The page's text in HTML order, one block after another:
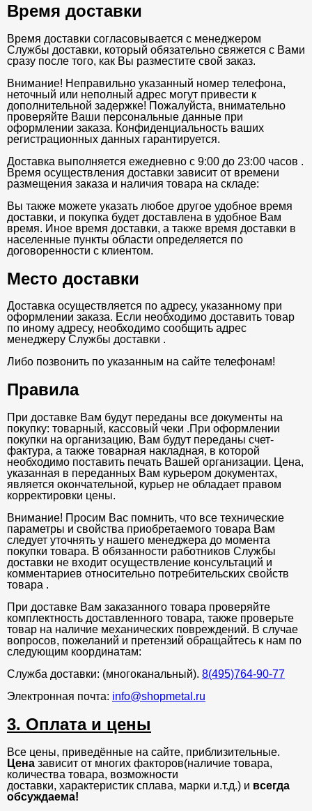
Время доставки
Время доставки согласовывается с менеджером
Службы доставки, который обязательно свяжется с Вами
сразу после того, как Вы разместите свой заказ.
Внимание! Неправильно указанный номер телефона,
неточный или неполный адрес могут привести к
дополнительной задержке! Пожалуйста, внимательно
проверяйте Ваши персональные данные при
оформлении заказа. Конфиденциальность ваших
регистрационных данных гарантируется.
Доставка выполняется ежедневно с 9:00 до 23:00 часов .
Время осуществления доставки зависит от времени
размещения заказа и наличия товара на складе:
Вы также можете указать любое другое удобное время
доставки, и покупка будет доставлена в удобное Вам
время. Иное время доставки, а также время доставки в
населенные пункты области определяется по
договоренности с клиентом.
Место доставки
Доставка осуществляется по адресу, указанному при
оформлении заказа. Если необходимо доставить товар
по иному адресу, необходимо сообщить адрес
менеджеру Службы доставки .
Либо позвонить по указанным на сайте телефонам!
Правила
При доставке Вам будут переданы все документы на
покупку: товарный, кассовый чеки .При оформлении
покупки на организацию, Вам будут переданы счет-
фактура, а также товарная накладная, в которой
необходимо поставить печать Вашей организации. Цена,
указанная в переданных Вам курьером документах,
является окончательной, курьер не обладает правом
корректировки цены.
Внимание! Просим Вас помнить, что все технические
параметры и свойства приобретаемого товара Вам
следует уточнять у нашего менеджера до момента
покупки товара. В обязанности работников Службы
доставки не входит осуществление консультаций и
комментариев относительно потребительских свойств
товара .
При доставке Вам заказанного товара проверяйте
комплектность доставленного товара, также проверьте
товар на наличие механических повреждений. В случае
вопросов, пожеланий и претензий обращайтесь к нам по
следующим координатам:
Служба доставки: (многоканальный). 8(495)764-90-77
Электронная почта: info@shopmetal.ru
3. Оплата и цены
Все цены, приведённые на сайте, приблизительные.
Цена зависит от многих факторов(наличие товара,
количества товара, возможности
доставки, характеристик сплава, марки и.т.д.) и всегда
обсуждаема!